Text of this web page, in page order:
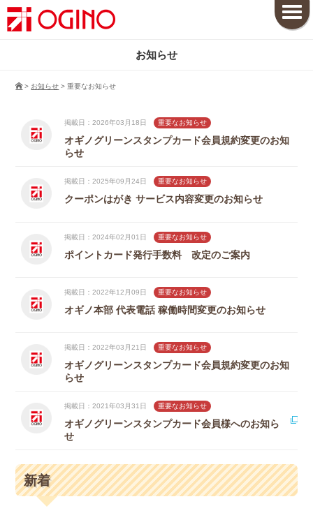
お知らせ
> お知らせ >重要なお知らせ
掲載日：2026年03月18日 重要なお知らせ
オギノグリーンスタンプカード会員規約変更のお知
らせ
掲載日：2025年09月24日 重要なお知らせ
クーポンはがき サービス内容変更のお知らせ
掲載日：2024年02月01日 重要なお知らせ
ポイントカード発行手数料 改定のご案内
掲載日：2022年12月09日 重要なお知らせ
オギノ本部 代表電話 稼働時間変更のお知らせ
掲載日：2022年03月21日 重要なお知らせ
オギノグリーンスタンプカード会員規約変更のお知
らせ
掲載日：2021年03月31日 重要なお知らせ
オギノグリーンスタンプカード会員様へのお知ら
せ
新着